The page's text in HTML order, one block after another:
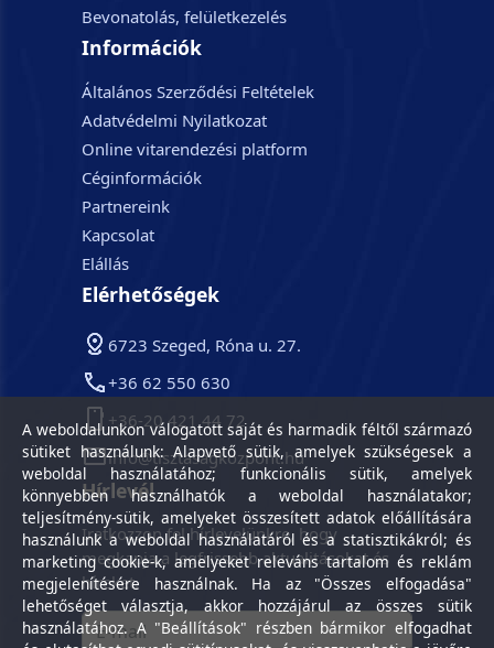
Bevonatolás, felületkezelés
Információk
Általános Szerződési Feltételek
Adatvédelmi Nyilatkozat
Online vitarendezési platform
Céginformációk
Partnereink
Kapcsolat
Elállás
Elérhetőségek
6723 Szeged, Róna u. 27.
+36 62 550 630
+36-20 421 44 72
info@tisztasagkozpont.hu
Hírlevél
Iratkozzon fel hírlevelünkre, hogy
megkapja a legfrissebb aktualitásokat és
híreket.
A weboldalunkon válogatott saját és harmadik féltől származó
sütiket használunk: Alapvető sütik, amelyek szükségesek a
weboldal használatához; funkcionális sütik, amelyek
könnyebben használhatók a weboldal használatakor;
teljesítmény-sütik, amelyeket összesített adatok előállítására
használunk a weboldal használatáról és a statisztikákról; és
marketing cookie-k, amelyeket releváns tartalom és reklám
megjelenítésére használnak. Ha az "Összes elfogadása"
lehetőséget választja, akkor hozzájárul az összes sütik
használatához. A "Beállítások" részben bármikor elfogadhat